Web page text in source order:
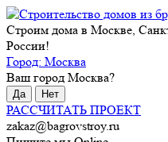
Строим дома в Москве,
России!
Город: Москва
Ваш город Москва?
Да Нет
РАССЧИТАТЬ ПРОЕКТ
zakaz@bagrovstroy.ru